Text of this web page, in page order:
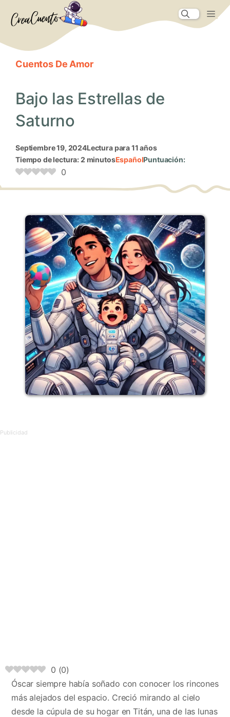
Cuentos De Amor
Bajo las Estrellas de
Saturno
septiembre 19, 2024Lectura para 11 años
Tiempo de lectura: 2 minutosEspañolPuntuación:
0
0 (0)
Óscar siempre había soñado con conocer los rincones
más alejados del espacio. Creció mirando al cielo
desde la cúpula de su hogar en Titán, una de las lunas